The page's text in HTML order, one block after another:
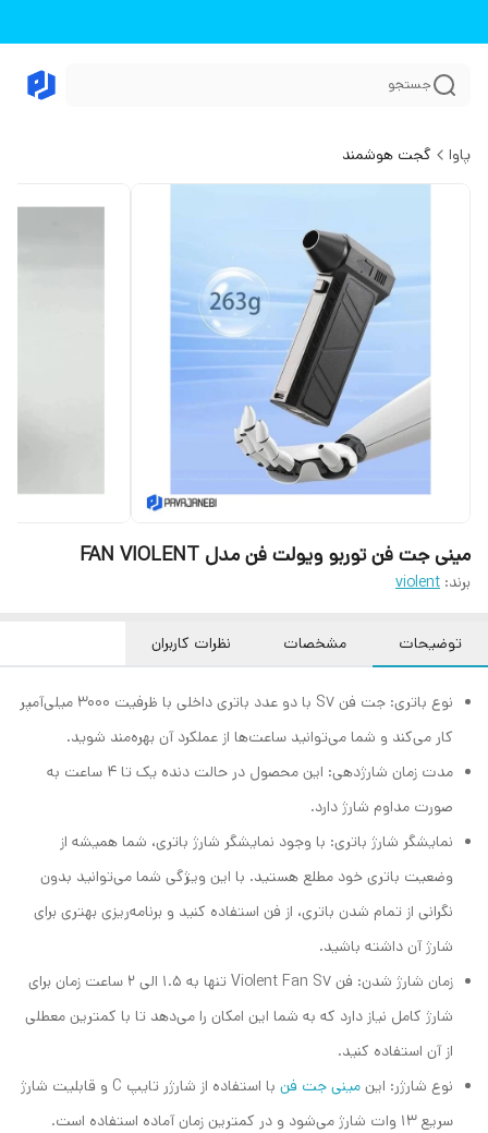
جستجو
پاوا گجت هوشمند
مینی جت فن توربو ویولت فن مدل FAN VIOLENT
برند: violent
توضیحات مشخصات نظرات کاربران
نوع باتری: جت فن S7 با دو عدد باتری داخلی با ظرفیت 3000 میلی‌آمپر
کار می‌کند و شما می‌توانید ساعت‌ها از عملکرد آن بهره‌مند شوید.
مدت زمان شارژدهی: این محصول در حالت دنده یک تا 4 ساعت به
صورت مداوم شارژ دارد.
نمایشگر شارژ باتری: با وجود نمایشگر شارژ باتری، شما همیشه از
وضعیت باتری خود مطلع هستید. با این ویژگی شما می‌توانید بدون
نگرانی از تمام شدن باتری، از فن استفاده کنید و برنامه‌ریزی بهتری برای
شارژ آن داشته باشید.
زمان شارژ شدن: فن Violent Fan S7 تنها به 1.5 الی 2 ساعت زمان برای
شارژ کامل نیاز دارد که به شما این امکان را می‌دهد تا با کمترین معطلی
از آن استفاده کنید.
نوع شارژر: این مینی جت فن
با استفاده از شارژر تایپ C و قابلیت شارژ
سریع 13 وات شارژ می‌شود و در کمترین زمان آماده استفاده است.